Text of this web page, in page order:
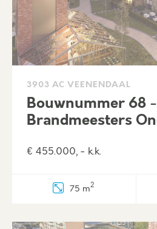
3903 AC VEENENDAAL
Bouwnummer 68
Brandmeesters
€ 455.000, - k.k.
75 m2